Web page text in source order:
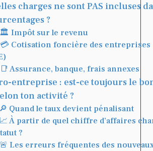
charges ne sont PAS incluses
?
🏛️ Impôt sur le revenu
💳 Cotisation foncière des entreprises
📑 Assurance, banque, frais annexes
entreprise : est-ce toujours le
ton activité ?
🔎 Quand le taux devient pénalisant
📈 À partir de quel chiffre d’affaires
?
🚨 Les erreurs fréquentes des